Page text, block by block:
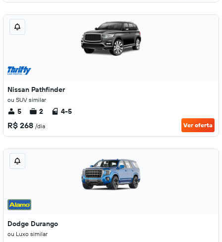
Nissan Pathfinder
ou SUV similar
5 2 4-5
R$ 268 /dia Ver oferta
Dodge Durango
ou Luxo similar